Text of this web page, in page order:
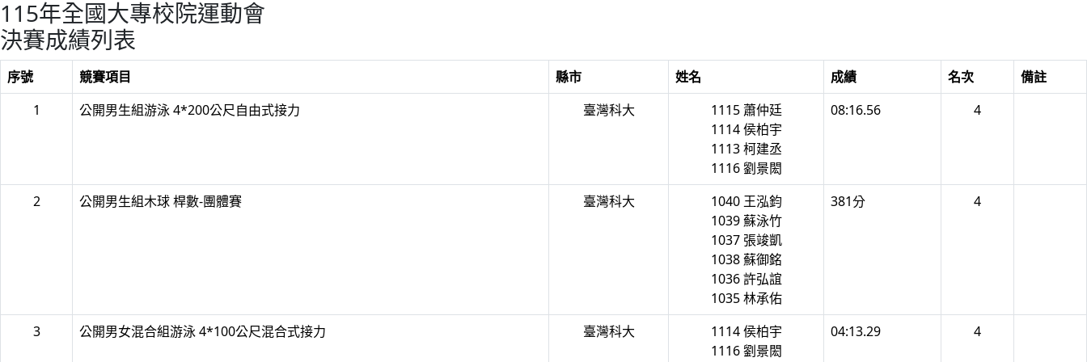
115年全國大專校院運動會
決賽成績列表
序號 競賽項目 縣市 姓名 成績 名次
備註
1
公開男生組游泳 4*200公尺自由式接力 臺灣科大
1115 蕭仲廷
1114 侯柏宇
1113 柯建丞
1116 劉景閎
08:16.56 4
2 公開男生組木球 桿數-團體賽 臺灣科大
1040 王泓鈞
1039 蘇泳竹
1037 張竣凱
1038 蘇御銘
1036 許弘誼
1035 林承佑
381分 4
3 公開男女混合組游泳 4*100公尺混合式接力 臺灣科大
1114 侯柏宇
1116 劉景閎
04:13.29 4